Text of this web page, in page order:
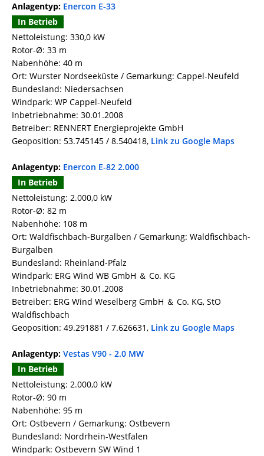
Anlagentyp: Enercon E-33
In Betrieb
Nettoleistung: 330,0 kW
Rotor-Ø: 33 m
Nabenhöhe: 40 m
Ort: Wurster Nordseeküste / Gemarkung: Cappel-Neufeld
Bundesland: Niedersachsen
Windpark: WP Cappel-Neufeld
Inbetriebnahme: 30.01.2008
Betreiber: RENNERT Energieprojekte GmbH
Geoposition: 53.745145 / 8.540418, Link zu Google Maps
Anlagentyp: Enercon E-82 2.000
In Betrieb
Nettoleistung: 2.000,0 kW
Rotor-Ø: 82 m
Nabenhöhe: 108 m
Ort: Waldfischbach-Burgalben / Gemarkung: Waldfischbach-
Burgalben
Bundesland: Rheinland-Pfalz
Windpark: ERG Wind WB GmbH ＆ Co. KG
Inbetriebnahme: 30.01.2008
Betreiber: ERG Wind Weselberg GmbH ＆ Co. KG, StO
Waldfischbach
Geoposition: 49.291881 / 7.626631, Link zu Google Maps
Anlagentyp: Vestas V90 - 2.0 MW
In Betrieb
Nettoleistung: 2.000,0 kW
Rotor-Ø: 90 m
Nabenhöhe: 95 m
Ort: Ostbevern / Gemarkung: Ostbevern
Bundesland: Nordrhein-Westfalen
Windpark: Ostbevern SW Wind 1